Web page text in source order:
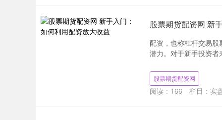
股票期货配资网 新
配资，也称杠杆交易
潜力。对于新手投资
股票期货配资网
阅读： 166 栏目： 实